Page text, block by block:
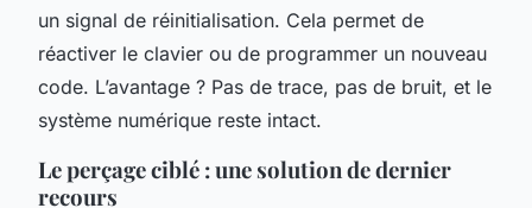
un signal de réinitialisation. Cela permet de
réactiver le clavier ou de programmer un nouveau
code. L’avantage ? Pas de trace, pas de bruit, et le
système numérique reste intact.
Le perçage ciblé : une solution de dernier
recours